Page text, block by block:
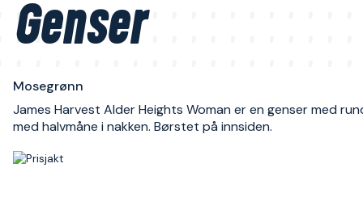
Genser
Mosegrønn
James Harvest Alder Heights Woman er en genser med
med halvmåne i nakken. Børstet på innsiden.